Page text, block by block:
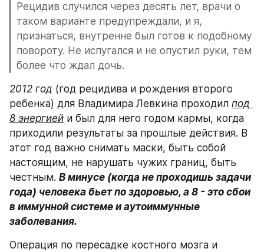
Рецидив случился через десять лет, врачи о
таком варианте предупреждали, и я,
признаться, внутренне был готов к подобному
повороту. Не испугался и не опустил руки, тем
более что ждал дочь.
2012 год (год рецидива и рождения второго
ребенка) для Владимира Левкина проходил под
8 энергией и был для него годом кармы, когда
приходили результаты за прошлые действия. В
этот год важно снимать маски, быть собой
настоящим, не нарушать чужих границ, быть
честным. В минусе (когда не проходишь задачи
года) человека бьет по здоровью, а 8 - это сбои
в иммунной системе и аутоиммунные
заболевания.
Операция по пересадке костного мозга и